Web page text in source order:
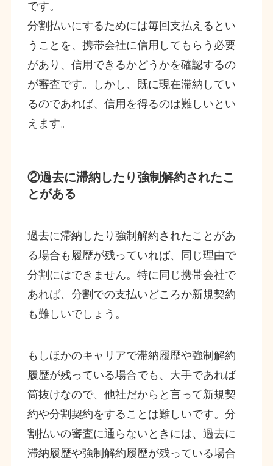
です。
分割払いにするためには毎回支払えるとい
うことを、携帯会社に信用してもらう必要
があり、信用できるかどうかを確認するの
が審査です。しかし、既に現在滞納してい
るのであれば、信用を得るのは難しいとい
えます。
②過去に滞納したり強制解約されたこ
とがある
過去に滞納したり強制解約されたことがあ
る場合も履歴が残っていれば、同じ理由で
分割にはできません。特に同じ携帯会社で
あれば、分割での支払いどころか新規契約
も難しいでしょう。
もしほかのキャリアで滞納履歴や強制解約
履歴が残っている場合でも、大手であれば
筒抜けなので、他社だからと言って新規契
約や分割契約をすることは難しいです。分
割払いの審査に通らないときには、過去に
滞納履歴や強制解約履歴が残っている場合